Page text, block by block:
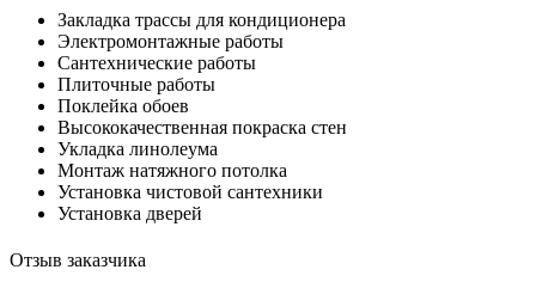
Закладка трассы для кондиционера
Электромонтажные работы
Cантехнические работы
Плиточные работы
Поклейка обоев
Высококачественная покраска стен
Укладка линолеума
Монтаж натяжного потолка
Установка чистовой сантехники
Установка дверей
Отзыв заказчика